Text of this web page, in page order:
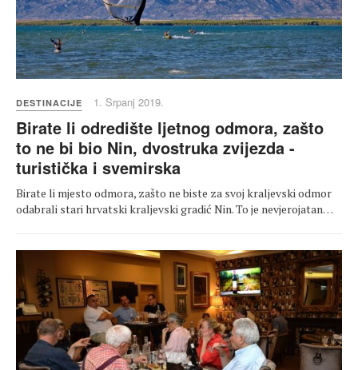
DESTINACIJE 1. Srpanj 2019.
Birate li odredište ljetnog odmora, zašto
to ne bi bio Nin, dvostruka zvijezda -
turistička i svemirska
Birate li mjesto odmora, zašto ne biste za svoj kraljevski odmor
odabrali stari hrvatski kraljevski gradić Nin. To je nevjerojatan…